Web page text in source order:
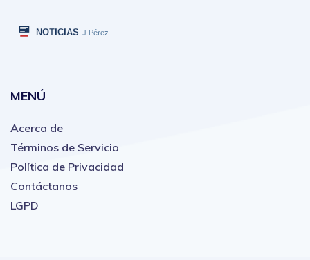
MENÚ
Acerca de
Términos de Servicio
Política de Privacidad
Contáctanos
LGPD